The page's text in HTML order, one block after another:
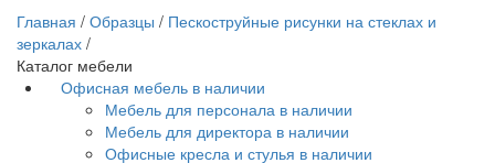
Главная / Образцы / Пескоструйные рисунки на стеклах и
зеркалах /
Каталог мебели
Офисная мебель в наличии
Мебель для персонала в наличии
Мебель для директора в наличии
Офисные кресла и стулья в наличии